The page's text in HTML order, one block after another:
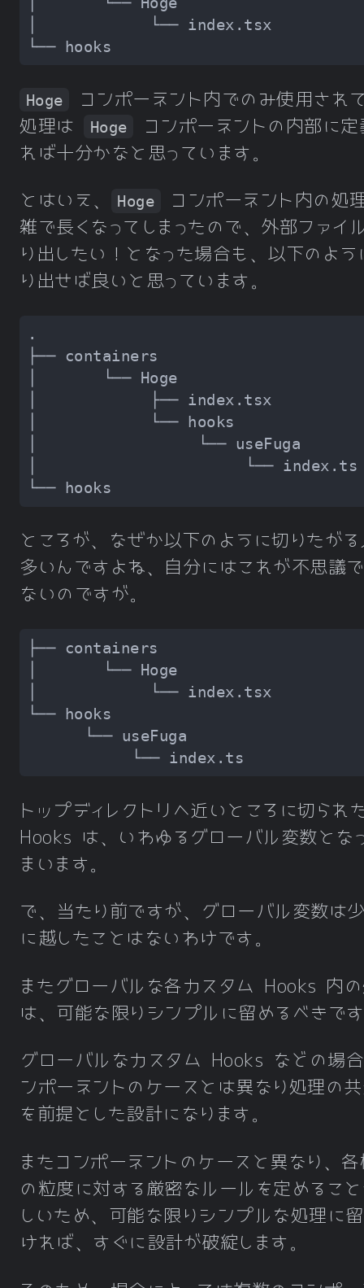
Hoge
コンポーネント内でのみ使用され
処理は
Hoge
コンポーネントの内部に定
れば十分かなと思っています。
とはいえ、 Hoge
コンポーネント内の処
雑で長くなってしまったので、外部ファイ
り出したい！となった場合も、以下のよう
り出せば良いと思っています。
ところが、なぜか以下のように切りたが
多いんですよね、自分にはこれが不思議
ないのですが。
トップディレクトリへ近いところに切られ
Hooks は、いわゆるグローバル変数とな
まいます。
で、当たり前ですが、グローバル変数は
に越したことはないわけです。
またグローバルな各カスタム Hooks 内
は、可能な限りシンプルに留めるべきで
グローバルなカスタム Hooks などの場
ンポーネントのケースとは異なり処理の
を前提とした設計になります。
またコンポーネントのケースと異なり、
の粒度に対する厳密なルールを定めるこ
しいため、可能な限りシンプルな処理に
ければ、すぐに設計が破綻します。